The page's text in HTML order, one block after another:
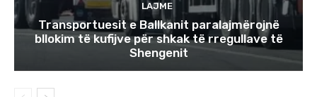
LAJME
Transportuesit e Ballkanit paralajmërojnë
bllokim të kufijve për shkak të rregullave të
Shengenit